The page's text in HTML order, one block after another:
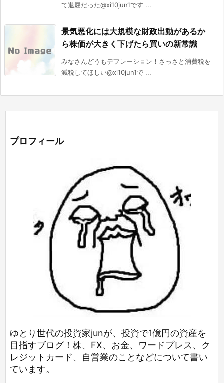
て退屈だった@xi10jun1です ...
景気悪化には大規模な財政出動があるか
ら株価が大きく下げたら買いの新常識
みなさんどうもデフレーション！さっさと消費税を
減税してほしい@xi10jun1で ...
プロフィール
ゆとり世代の投資家junが、投資で1億円の資産を
目指すブログ！株、FX、お金、ワードプレス、ク
レジットカード、自営業のことなどについて書い
ています。